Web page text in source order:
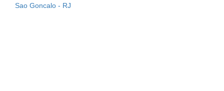
Sao Goncalo - RJ